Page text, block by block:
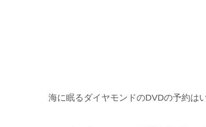
海に眠るダイヤモンドのDVDの予約は